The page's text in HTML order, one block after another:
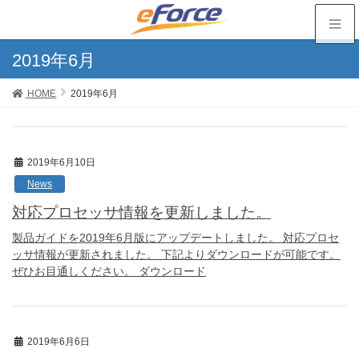
2019年6月
HOME 2019年6月
2019年6月10日
News
対応プロセッサ情報を更新しました。
製品ガイドを2019年6月版にアップデートしました。 対応プロセ
ッサ情報が更新されました。 下記よりダウンロードが可能です。
ぜひお目通しください。 ダウンロード
2019年6月6日